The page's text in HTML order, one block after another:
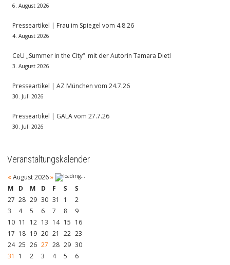
6. August 2026
Presseartikel | Frau im Spiegel vom 4.8.26
4. August 2026
CeU „Summer in the City“ mit der Autorin Tamara Dietl
3. August 2026
Presseartikel | AZ München vom 24.7.26
30. Juli 2026
Presseartikel | GALA vom 27.7.26
30. Juli 2026
Veranstaltungskalender
« August 2026»
M
D M D F S
S
27 28 29 30 31 1
2
3
4 5 6 7 8
9
10 11 12 13 14 15 16
17 18 19 20 21 22 23
24 25 26 27 28 29 30
31
1 2 3 4 5 6